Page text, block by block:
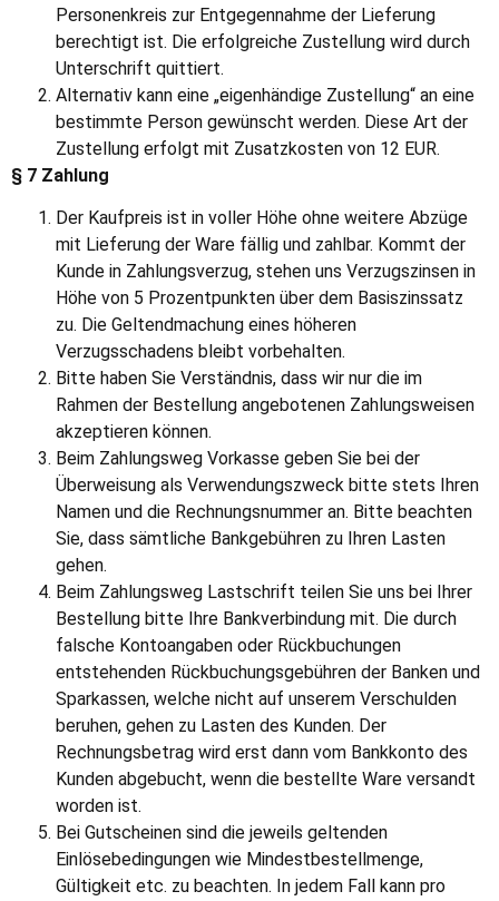
Personenkreis zur Entgegennahme der Lieferung
berechtigt ist. Die erfolgreiche Zustellung wird durch
Unterschrift quittiert.
Alternativ kann eine „eigenhändige Zustellung“ an eine
bestimmte Person gewünscht werden. Diese Art der
Zustellung erfolgt mit Zusatzkosten von 12 EUR.
§ 7 Zahlung
Der Kaufpreis ist in voller Höhe ohne weitere Abzüge
mit Lieferung der Ware fällig und zahlbar. Kommt der
Kunde in Zahlungsverzug, stehen uns Verzugszinsen in
Höhe von 5 Prozentpunkten über dem Basiszinssatz
zu. Die Geltendmachung eines höheren
Verzugsschadens bleibt vorbehalten.
Bitte haben Sie Verständnis, dass wir nur die im
Rahmen der Bestellung angebotenen Zahlungsweisen
akzeptieren können.
Beim Zahlungsweg Vorkasse geben Sie bei der
Überweisung als Verwendungszweck bitte stets Ihren
Namen und die Rechnungsnummer an. Bitte beachten
Sie, dass sämtliche Bankgebühren zu Ihren Lasten
gehen.
Beim Zahlungsweg Lastschrift teilen Sie uns bei Ihrer
Bestellung bitte Ihre Bankverbindung mit. Die durch
falsche Kontoangaben oder Rückbuchungen
entstehenden Rückbuchungsgebühren der Banken und
Sparkassen, welche nicht auf unserem Verschulden
beruhen, gehen zu Lasten des Kunden. Der
Rechnungsbetrag wird erst dann vom Bankkonto des
Kunden abgebucht, wenn die bestellte Ware versandt
worden ist.
Bei Gutscheinen sind die jeweils geltenden
Einlösebedingungen wie Mindestbestellmenge,
Gültigkeit etc. zu beachten. In jedem Fall kann pro